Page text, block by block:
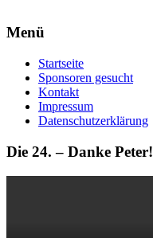
Menü
Startseite
Sponsoren gesucht
Kontakt
Impressum
Datenschutzerklärung
Die 24. – Danke Peter!